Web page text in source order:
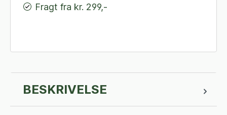
Fragt fra kr. 299,-
BESKRIVELSE